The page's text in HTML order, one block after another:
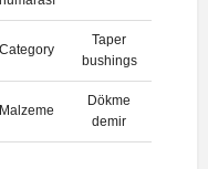
Category
Taper
bushings
Malzeme
Dökme
demir